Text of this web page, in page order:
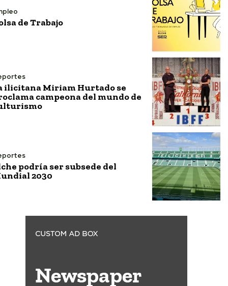
de Trabajo
ilicitana Miriam Hurtado se
campeona del mundo de
podría ser subsede del
2030